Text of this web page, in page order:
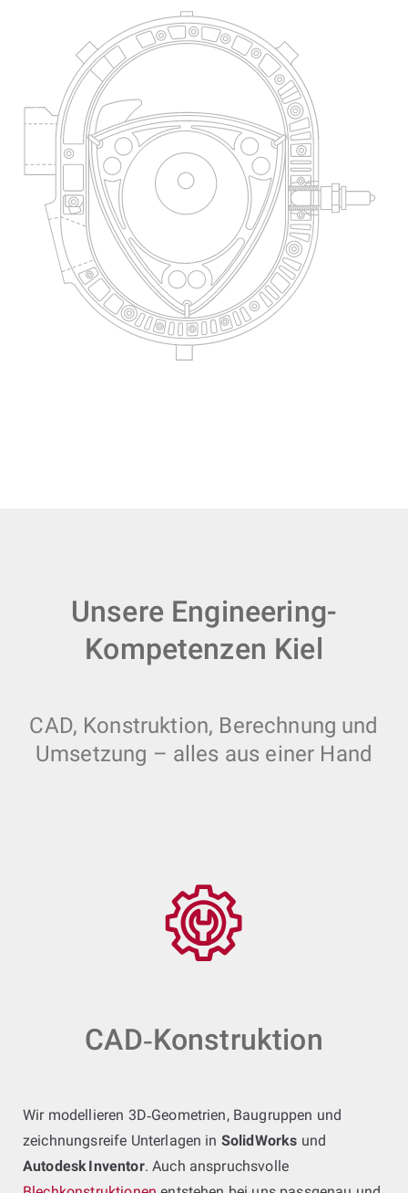
Unsere Engineering-
Kompetenzen Kiel
CAD, Konstruktion, Berechnung und
Umsetzung – alles aus einer Hand
CAD‑Konstruktion
Wir modellieren 3D‑Geometrien, Baugruppen und
zeichnungsreife Unterlagen in SolidWorks und
Autodesk Inventor. Auch anspruchsvolle